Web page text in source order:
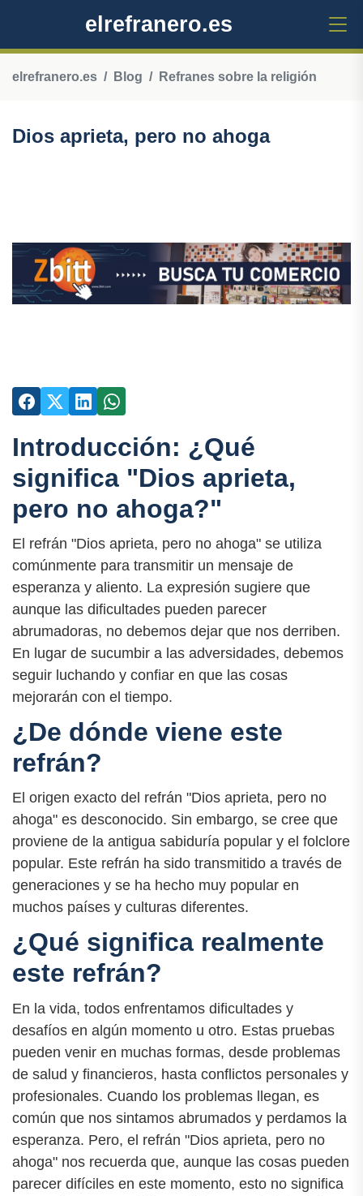
elrefranero.es
elrefranero.es Blog Refranes sobre la religión
Dios aprieta, pero no ahoga
Introducción: ¿Qué
significa "Dios aprieta,
pero no ahoga?"
El refrán "Dios aprieta, pero no ahoga" se utiliza
comúnmente para transmitir un mensaje de
esperanza y aliento. La expresión sugiere que
aunque las dificultades pueden parecer
abrumadoras, no debemos dejar que nos derriben.
En lugar de sucumbir a las adversidades, debemos
seguir luchando y confiar en que las cosas
mejorarán con el tiempo.
¿De dónde viene este
refrán?
El origen exacto del refrán "Dios aprieta, pero no
ahoga" es desconocido. Sin embargo, se cree que
proviene de la antigua sabiduría popular y el folclore
popular. Este refrán ha sido transmitido a través de
generaciones y se ha hecho muy popular en
muchos países y culturas diferentes.
¿Qué significa realmente
este refrán?
En la vida, todos enfrentamos dificultades y
desafíos en algún momento u otro. Estas pruebas
pueden venir en muchas formas, desde problemas
de salud y financieros, hasta conflictos personales y
profesionales. Cuando los problemas llegan, es
común que nos sintamos abrumados y perdamos la
esperanza. Pero, el refrán "Dios aprieta, pero no
ahoga" nos recuerda que, aunque las cosas pueden
parecer difíciles en este momento, esto no significa